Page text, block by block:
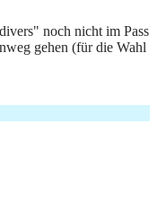
noch nicht im Pass
gehen (für die Wahl